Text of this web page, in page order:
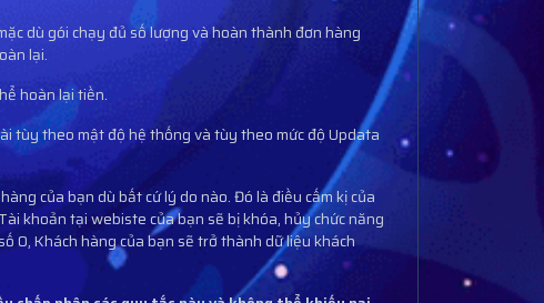
dù gói chạy đủ số lượng và hoàn thành đơn hàng
lại.
hoàn lại tiền.
tùy theo mật độ hệ thống và tùy theo mức độ Updata
của bạn dù bất cứ lý do nào. Đó là điều cấm kị của
khoản tại webiste của bạn sẽ bị khóa, hủy chức năng
0, Khách hàng của bạn sẽ trở thành dữ liệu khách